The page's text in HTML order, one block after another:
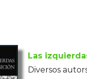
Las
Diversos